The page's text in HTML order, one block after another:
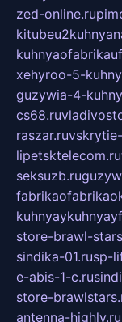
zed-online.ru
xehyroo-5-
guzywia-4-
cs68.ru
raszar.ru
lipetsktelecom.ru
seksuzb.ru
store-brawl-
sindika-01.rusp-
e-abis-1-c.ru
store-
antenna-highly.ru